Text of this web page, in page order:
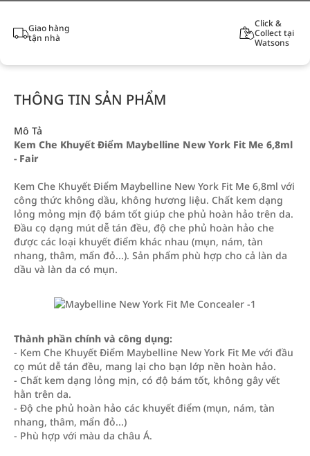
Giao hàng
tận nhà
Click &
Collect tại
Watsons
THÔNG TIN SẢN PHẨM
Mô Tả
Kem Che Khuyết Điểm Maybelline New York Fit Me 6,8ml
- Fair
Kem Che Khuyết Điểm Maybelline New York Fit Me 6,8ml với
công thức không dầu, không hương liệu. Chất kem dạng
lỏng mỏng mịn độ bám tốt giúp che phủ hoàn hảo trên da.
Đầu cọ dạng mút dễ tán đều, độ che phủ hoàn hảo che
được các loại khuyết điểm khác nhau (mụn, nám, tàn
nhang, thâm, mẩn đỏ...). Sản phẩm phù hợp cho cả làn da
dầu và làn da có mụn.
Thành phần chính và công dụng:
- Kem Che Khuyết Điểm Maybelline New York Fit Me với đầu
cọ mút dễ tán đều, mang lại cho bạn lớp nền hoàn hảo.
- Chất kem dạng lỏng mịn, có độ bám tốt, không gây vết
hằn trên da.
- Độ che phủ hoàn hảo các khuyết điểm (mụn, nám, tàn
nhang, thâm, mẩn đỏ...)
- Phù hợp với màu da châu Á.